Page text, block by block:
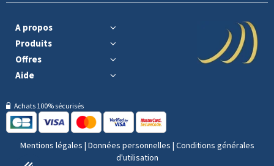
A propos
Produits
Offres
Aide
Achats 100% sécurisés
Mentions légales | Données personnelles | Conditions générales
d'utilisation